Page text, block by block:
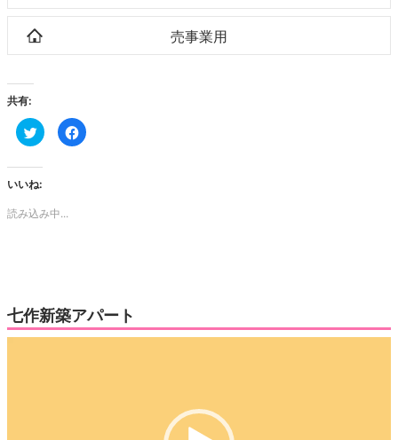
売事業用
共有:
ク
リ
し
て
Twitter
共
ウ
で
開
き
Facebook
で
い
(新
し
い
いいね:
読み込み中...
七作新築アパート